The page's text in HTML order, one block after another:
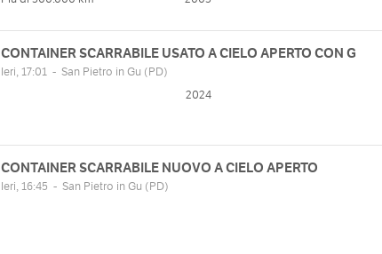
CONTAINER SCARRABILE USATO A CIELO APERTO CON G
Ieri, 17:01 - San Pietro in Gu (PD)
2024
CONTAINER SCARRABILE NUOVO A CIELO APERTO
Ieri, 16:45 - San Pietro in Gu (PD)